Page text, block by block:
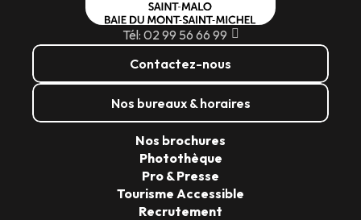
Tél: 02 99 56 66 99
Contactez-nous
Nos bureaux & horaires
Nos brochures
Photothèque
Pro & Presse
Tourisme Accessible
Recrutement